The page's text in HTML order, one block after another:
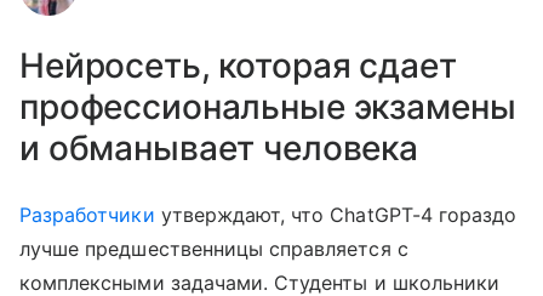
Нейросеть, которая сдает
профессиональные экзамены
и обманывает человека
Разработчики утверждают, что ChatGPT-4 гораздо
лучше предшественницы справляется с
комплексными задачами. Студенты и школьники